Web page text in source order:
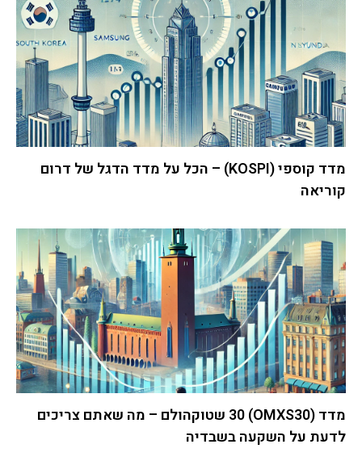
מדד קוספי (KOSPI) – הכל על מדד הדגל של דרום
קוריאה
מדד (OMXS30) 30 שטוקהולם – מה שאתם צריכים
לדעת על השקעה בשבדיה